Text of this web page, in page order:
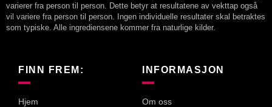
varierer fra person til person. Dette betyr at resultatene av vekttap også
vil variere fra person til person. Ingen individuelle resultater skal betraktes
som typiske. Alle ingrediensene kommer fra naturlige kilder.
FINN FREM:
Hjem
INFORMASJON
Om oss